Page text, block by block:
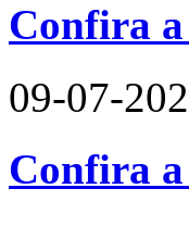
Confira a
09-07-
Confira